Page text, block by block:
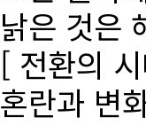
낡은 것은
[ 전환의
혼란과 변